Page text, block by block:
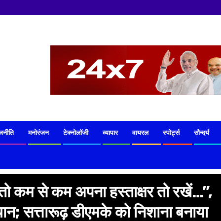
मनोरंजन टेक्नोलॉजी व्यापार वायरल स्पोर्ट्स सौन्दर्य
कम से कम अपना हस्ताक्षर तो रखें…”,
सत्तारूढ़ डीएमके को निशाना बनाया